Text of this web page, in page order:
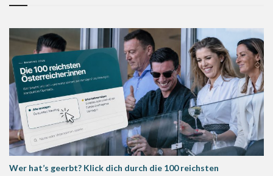
Wer hat’s geerbt? Klick dich durch die 100 reichsten